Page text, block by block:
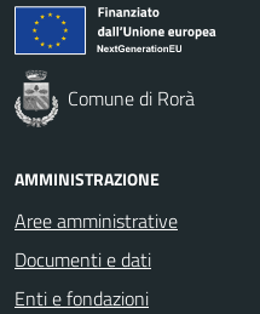
Comune di Rorà
AMMINISTRAZIONE
Aree amministrative
Documenti e dati
Enti e fondazioni